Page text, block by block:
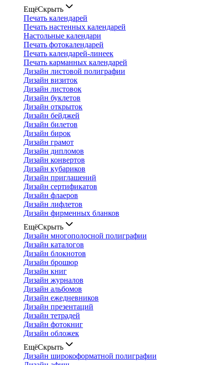
ЕщёСкрыть
Печать календарей
Печать настенных календарей
Настольные календари
Печать фотокалендарей
Печать календарей-линеек
Печать карманных календарей
Дизайн листовой полиграфии
Дизайн визиток
Дизайн листовок
Дизайн буклетов
Дизайн открыток
Дизайн бейджей
Дизайн билетов
Дизайн бирок
Дизайн грамот
Дизайн дипломов
Дизайн конвертов
Дизайн кубариков
Дизайн приглашений
Дизайн сертификатов
Дизайн флаеров
Дизайн лифлетов
Дизайн фирменных бланков
ЕщёСкрыть
Дизайн многополосной полиграфии
Дизайн каталогов
Дизайн блокнотов
Дизайн брошюр
Дизайн книг
Дизайн журналов
Дизайн альбомов
Дизайн ежедневников
Дизайн презентаций
Дизайн тетрадей
Дизайн фотокниг
Дизайн обложек
ЕщёСкрыть
Дизайн широкоформатной полиграфии